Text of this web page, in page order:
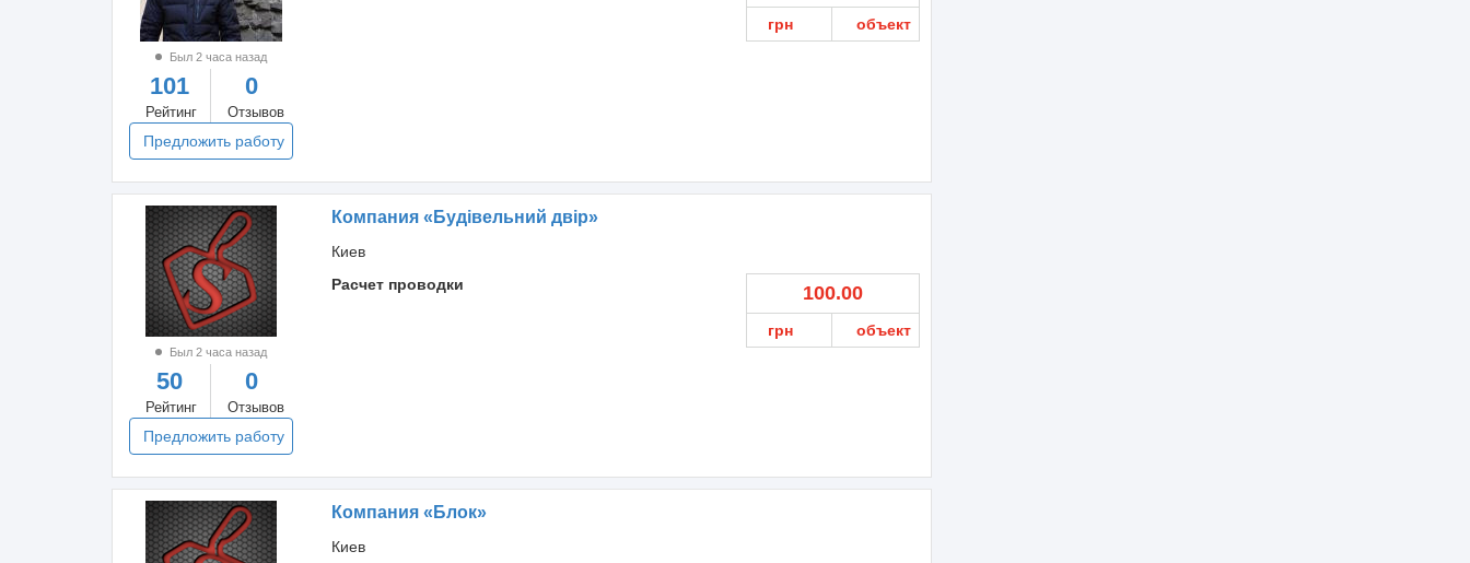
Был 2 часа назад
101
Рейтинг
0
Отзывов
Предложить работу
грн объект
Был 2 часа назад
50
Рейтинг
0
Отзывов
Предложить работу
Компания «Будівельний двір»
Киев
Расчет проводки
100.00
грн объект
Компания «Блок»
Киев